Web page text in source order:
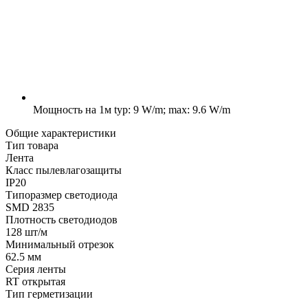
Мощность на 1м typ: 9 W/m; max: 9.6 W/m
Общие характеристики
Тип товара
Лента
Класс пылевлагозащиты
IP20
Типоразмер светодиода
SMD 2835
Плотность светодиодов
128 шт/м
Минимальный отрезок
62.5 мм
Серия ленты
RT открытая
Тип герметизации